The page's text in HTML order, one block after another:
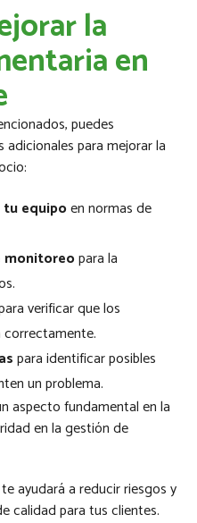
la
en
puedes
para mejorar la
equipoen normas de
monitoreopara la
verificar que los
para identificar posibles
un problema.
aspecto fundamental en la
en la gestión de
ayudará a reducir riesgos y
calidad para tus clientes.